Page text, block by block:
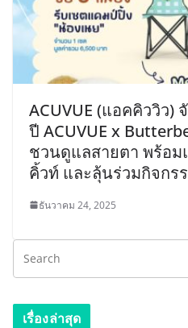
ACUVUE (แอคคิววิว)
ปี ACUVUE x
ชวนดูแลสายตา พร้อม
คิ้วท์ และลุ้นร่วมกิจกร
ธันวาคม 24, 2025
เรื่องล่าสุด